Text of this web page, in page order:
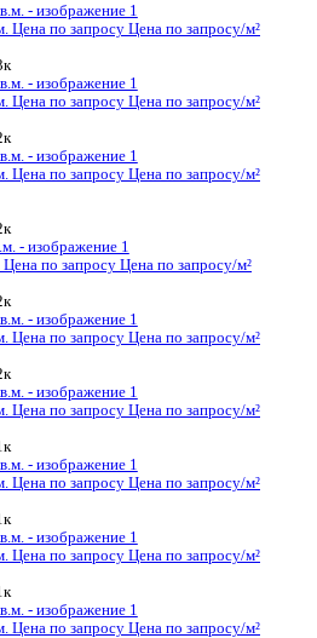
Цена по запросу
Цена по запросу Цена по
1к
1к
1к
3к
Цена по запросу
Цена по запросу Цена по
2к